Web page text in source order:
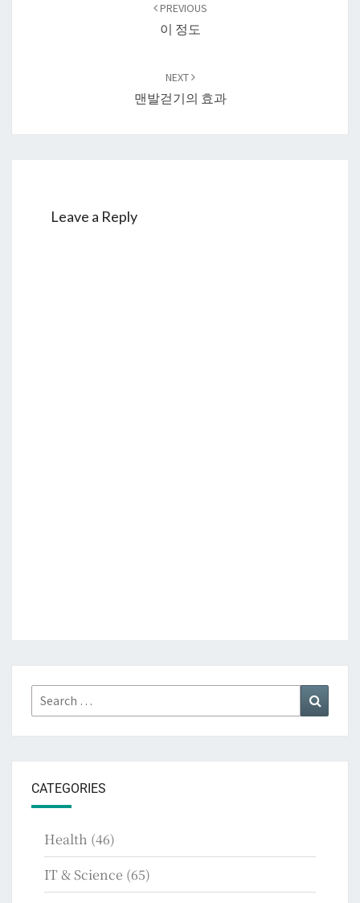
PREVIOUS
이 정도
NEXT
맨발걷기의 효과
Leave a Reply
Search
for:
CATEGORIES
Health (46)
IT & Science (65)